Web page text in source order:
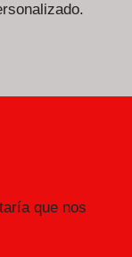
que nos